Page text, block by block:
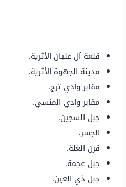
قلعة آل عليان الأثرية.
مدينة الجهوة الأثرية.
مقابر وادي ترج.
مقابر وادي المنسي.
جبل السجين.
الجسر.
قرن الغلة.
جبل عجمة.
جبل ذي العين.